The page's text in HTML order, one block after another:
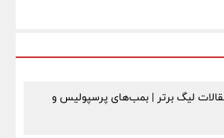
لیگ برتر | بمب‌های پرسپولیس و